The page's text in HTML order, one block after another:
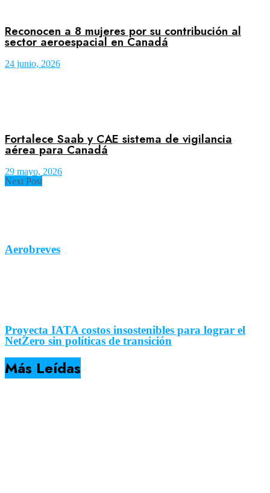
Reconocen a 8 mujeres por su contribución al
sector aeroespacial en Canadá
24 junio, 2026
Fortalece Saab y CAE sistema de vigilancia
aérea para Canadá
29 mayo, 2026
Next Post
Aerobreves
Proyecta IATA costos insostenibles para lograr el
NetZero sin políticas de transición
Más Leídas